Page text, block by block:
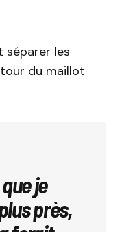
séparer les
du maillot
je
près,